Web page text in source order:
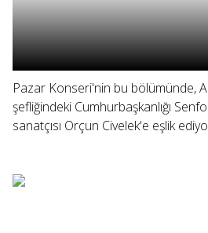
Pazar Konseri'nin bu bölümünde,
şefliğindeki Cumhurbaşkanlığı
sanatçısı Orçun Civelek'e eşlik